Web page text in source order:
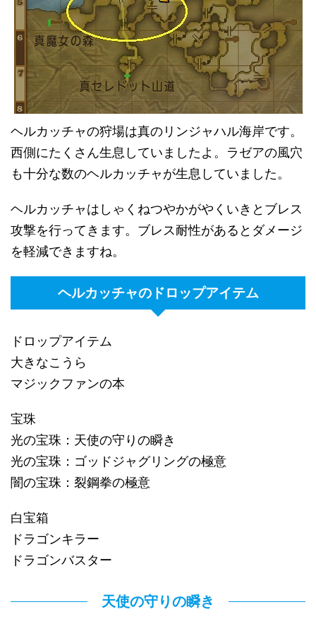
ヘルカッチャの狩場は真のリンジャハル海岸です。
西側にたくさん生息していましたよ。ラゼアの風穴
も十分な数のヘルカッチャが生息していました。
ヘルカッチャはしゃくねつやかがやくいきとブレス
攻撃を行ってきます。ブレス耐性があるとダメージ
を軽減できますね。
ヘルカッチャのドロップアイテム
ドロップアイテム
大きなこうら
マジックファンの本
宝珠
光の宝珠：天使の守りの瞬き
光の宝珠：ゴッドジャグリングの極意
闇の宝珠：裂鋼拳の極意
白宝箱
ドラゴンキラー
ドラゴンバスター
天使の守りの瞬き